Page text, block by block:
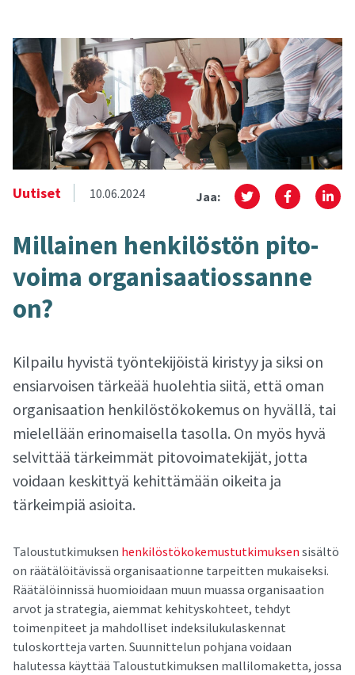
Uutiset 10.06.2024 Jaa:
Mil­lai­nen hen­ki­lös­tön pi­to­
voi­ma or­ga­ni­saa­tios­san­ne
on?
Kilpailu hyvistä työntekijöistä kiristyy ja siksi on
ensiarvoisen tärkeää huolehtia siitä, että oman
organisaation henkilöstökokemus on hyvällä, tai
mielellään erinomaisella tasolla. On myös hyvä
selvittää tärkeimmät pitovoimatekijät, jotta
voidaan keskittyä kehittämään oikeita ja
tärkeimpiä asioita.
Taloustutkimuksen henkilöstökokemustutkimuksen sisältö
on räätälöitävissä organisaationne tarpeitten mukaiseksi.
Räätälöinnissä huomioidaan muun muassa organisaation
arvot ja strategia, aiemmat kehityskohteet, tehdyt
toimenpiteet ja mahdolliset indeksilukulaskennat
tuloskortteja varten. Suunnittelun pohjana voidaan
halutessa käyttää Taloustutkimuksen mallilomaketta, jossa